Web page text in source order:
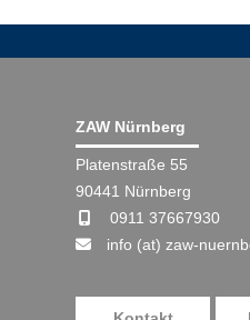
ZAW Nürnberg
Platenstraße 55
90441 Nürnberg
0911 37667930
info (at) zaw-